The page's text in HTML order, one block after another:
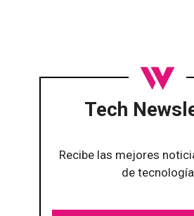
Tech
Recibe las mejores
de tecnología